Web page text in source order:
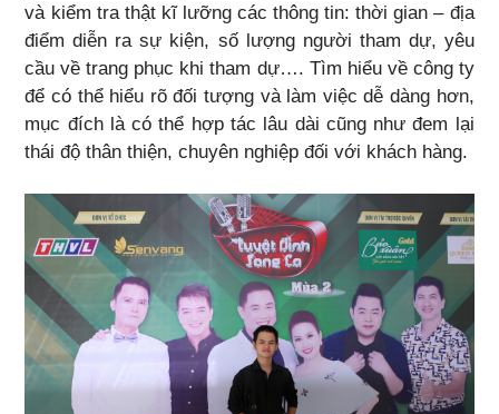
và kiểm tra thật kĩ lưỡng các thông tin: thời gian – địa
điểm diễn ra sự kiện, số lượng người tham dự, yêu
cầu về trang phục khi tham dự…. Tìm hiểu về công ty
để có thể hiểu rõ đối tượng và làm việc dễ dàng hơn,
mục đích là có thể hợp tác lâu dài cũng như đem lại
thái độ thân thiện, chuyên nghiệp đối với khách hàng.